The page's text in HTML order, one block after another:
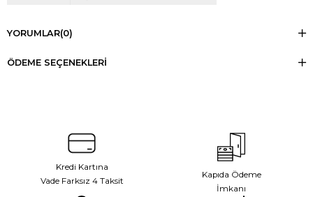
YORUMLAR(0)
ÖDEME SEÇENEKLERI
Kredi Kartına
Vade Farksız 4 Taksit
Kapıda Ödeme
İmkanı